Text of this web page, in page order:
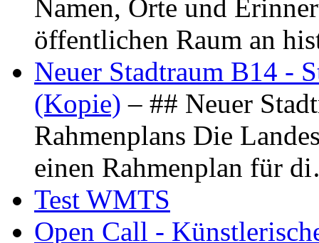
Namen, Orte und
öffentlichen Raum an
Neuer Stadtraum B14 -
(Kopie) – ## Neuer
Rahmenplans Die
einen Rahmenplan für
Test WMTS
Open Call -